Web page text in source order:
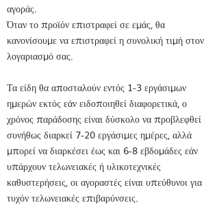
αγοράς.
Όταν το προϊόν επιστραφεί σε εμάς, θα
κανονίσουμε να επιστραφεί η συνολική τιμή στον
λογαριασμό σας.
Τα είδη θα αποσταλούν εντός 1-3 εργάσιμων
ημερών εκτός εάν ειδοποιηθεί διαφορετικά, ο
χρόνος παράδοσης είναι δύσκολο να προβλεφθεί
συνήθως διαρκεί 7-20 εργάσιμες ημέρες, αλλά
μπορεί να διαρκέσει έως και 6-8 εβδομάδες εάν
υπάρχουν τελωνειακές ή υλικοτεχνικές
καθυστερήσεις, οι αγοραστές είναι υπεύθυνοι για
τυχόν τελωνειακές επιβαρύνσεις.